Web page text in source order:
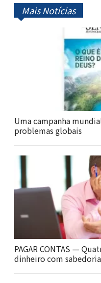
Mais Notícias
Uma campanha
problemas globais
PAGAR CONTAS —
dinheiro com sabedoria